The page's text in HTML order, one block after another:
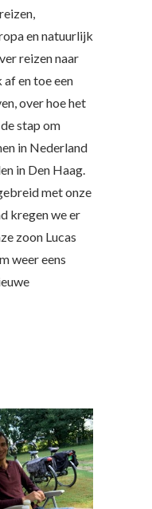
en natuurlijk
reizen naar
en toe een
over hoe het
stap om
in Nederland
in Den Haag.
met onze
kregen we er
zoon Lucas
weer eens